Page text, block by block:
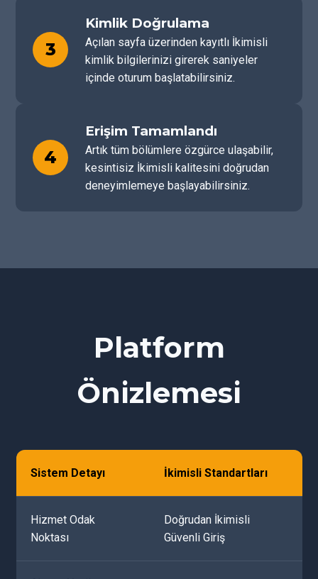
3
Kimlik Doğrulama
Açılan sayfa üzerinden kayıtlı İkimisli
kimlik bilgilerinizi girerek saniyeler
içinde oturum başlatabilirsiniz.
4
Erişim Tamamlandı
Artık tüm bölümlere özgürce ulaşabilir,
kesintisiz İkimisli kalitesini doğrudan
deneyimlemeye başlayabilirsiniz.
Platform
Önizlemesi
Sistem Detayı İkimisli Standartları
Hizmet Odak
Noktası
Doğrudan İkimisli
Güvenli Giriş